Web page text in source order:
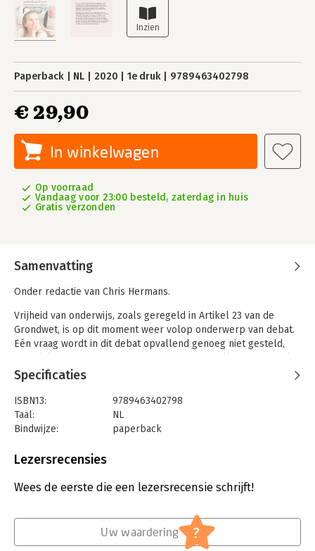
Paperback NL 2020 1e druk 9789463402798
€ 29,90
In winkelwagen
Op voorraad
Vandaag voor 23:00 besteld, zaterdag in huis
Gratis verzonden
Samenvatting
Onder redactie van Chris Hermans.
Vrijheid van onderwijs, zoals geregeld in Artikel 23 van de
Grondwet, is op dit moment weer volop onderwerp van debat.
Eén vraag wordt in dit debat opvallend genoeg niet gesteld,
weer niet zo vreemd, want het antwoord ligt niet vast. In
Nederland kennen we immers geen staatspedagogiek, maar
vrijheid van richting, inrichting en oprichting van onderwijs.
Toch voelen de auteurs van 'Waar is het onderwijs goed voor?'
de behoefte om de vraag naar goed onderwijs wél te stellen.
delen de auteurs vanuit een grote diversiteit aan disciplines
Specificaties
ISBN13:
9789463402798
Taal:
NL
Bindwijze:
paperback
Uitgever:
Verschijningsdatum:
27-1-2020
Lezersrecensies
Wees de eerste die een lezersrecensie schrijft!
Uw waardering ?